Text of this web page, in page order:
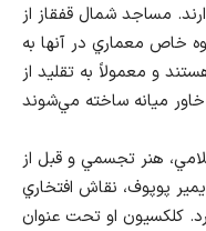
مساجد شمال قفقاز از
خاص معماري در آنها به
و معمولاً به تقليد از
هنر تجسمي و قبل از
پوپوف، نقاش افتخاري
كلكسيون او تحت عنوان